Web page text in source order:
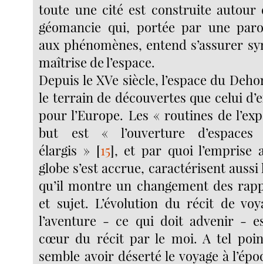
toute une cité est construite autour
géomancie qui, portée par une
aux phénomènes, entend s’assurer
maîtrise de l’espace.
Depuis le XVe siècle, l’espace du
le terrain de découvertes que celui
pour l’Europe. Les « routines de
but est « l’ouverture d’espaces
élargis » [15], et par quoi l’emprise
globe s’est accrue, caractérisent
qu’il montre un changement des
et sujet. L’évolution du récit de
l’aventure - ce qui doit advenir -
cœur du récit par le moi. A tel
semble avoir déserté le voyage à